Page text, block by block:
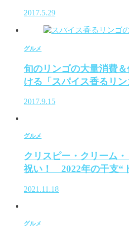
2017.5.29
グルメ
旬のリンゴの大量消費
ける「スパイス香るリ
2017.9.15
グルメ
クリスピー・クリーム
祝い！ 2022年の干支“
2021.11.18
グルメ